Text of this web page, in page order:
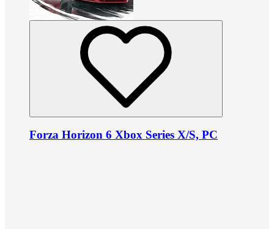
Forza Horizon 6 Xbox Series X/S, PC